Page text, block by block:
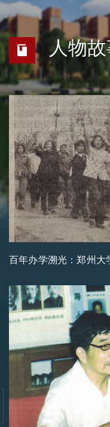
人物
百年办学溯光：郑州大